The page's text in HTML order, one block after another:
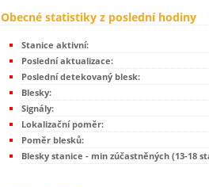
Obecné statistiky z poslední hodiny
Stanice aktivní:
Poslední aktualizace:
Poslední detekovaný blesk:
Blesky:
Signály:
Lokalizační poměr:
Poměr blesků:
Blesky stanice - min zúčastněných (13-18